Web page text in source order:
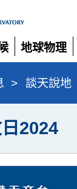
地球物理
展
開
> 談天說地
2024